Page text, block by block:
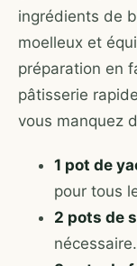
ingrédients de
moelleux et
préparation en
pâtisserie
vous manquez
1 pot de
pour tous
2 pots de
nécessaire.